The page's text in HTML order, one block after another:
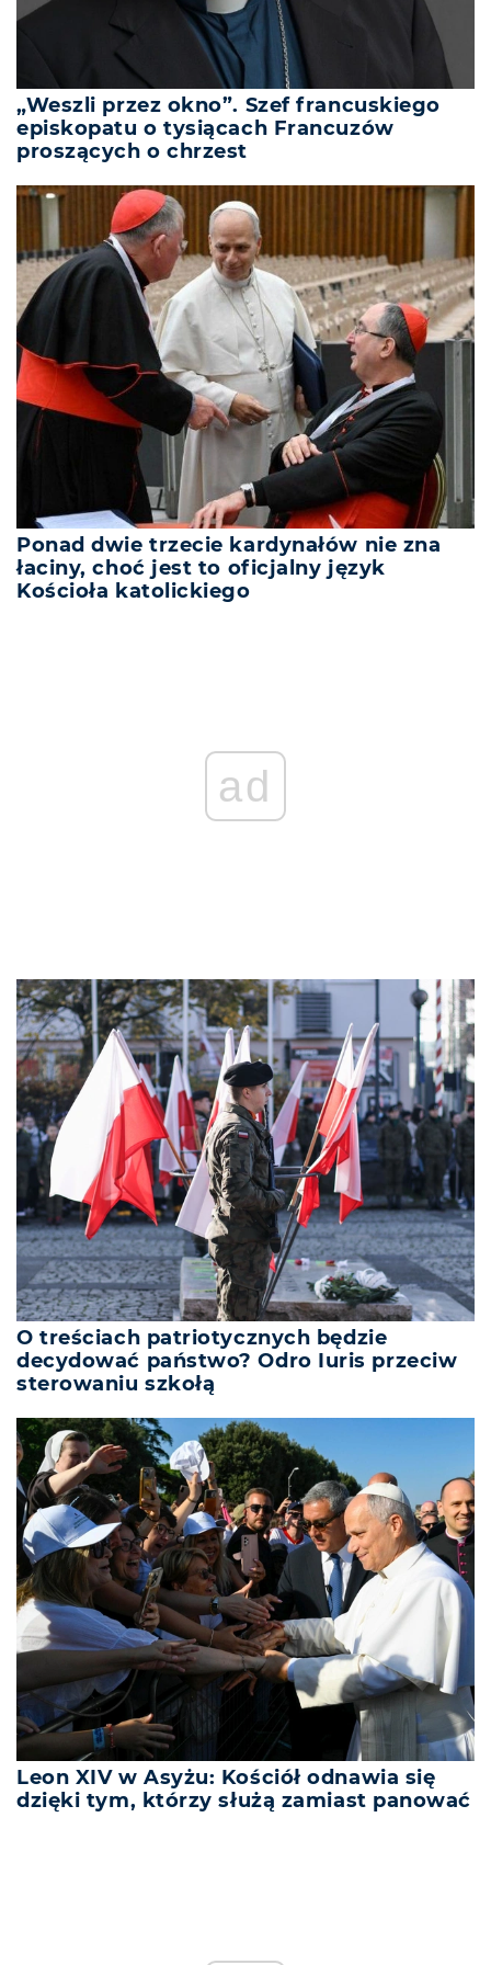
„Weszli przez okno”. Szef francuskiego
episkopatu o tysiącach Francuzów
proszących o chrzest
Ponad dwie trzecie kardynałów nie zna
łaciny, choć jest to oficjalny język
Kościoła katolickiego
ad
O treściach patriotycznych będzie
decydować państwo? Odro Iuris przeciw
sterowaniu szkołą
Leon XIV w Asyżu: Kościół odnawia się
dzięki tym, którzy służą zamiast panować